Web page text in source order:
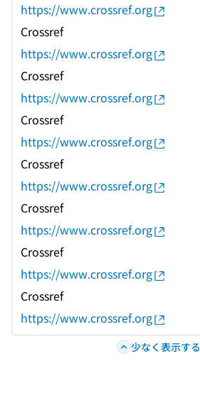
https://www.crossref.org
Crossref
https://www.crossref.org
Crossref
https://www.crossref.org
Crossref
https://www.crossref.org
Crossref
https://www.crossref.org
Crossref
https://www.crossref.org
Crossref
https://www.crossref.org
Crossref
https://www.crossref.org
少なく表示する